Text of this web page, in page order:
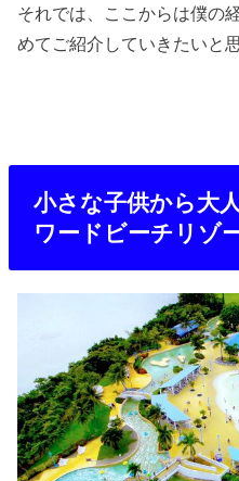
それでは、ここからは僕の
めてご紹介していきたいと
小さな子供から大
ワードビーチリゾ